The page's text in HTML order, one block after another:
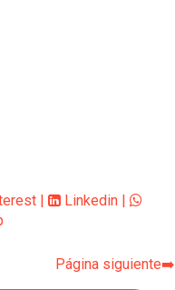
| Linkedin |
Página siguiente➡️